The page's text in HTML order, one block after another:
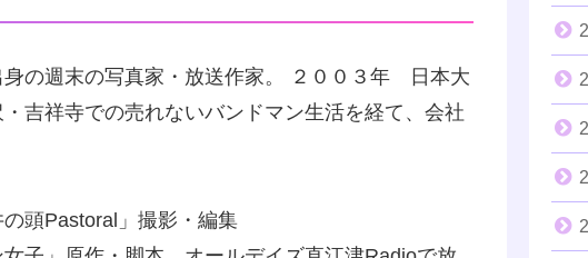
の週末の写真家・放送作家。 ２００３年 日本大
吉祥寺での売れないバンドマン生活を経て、会社
頭Pastoral」撮影・編集